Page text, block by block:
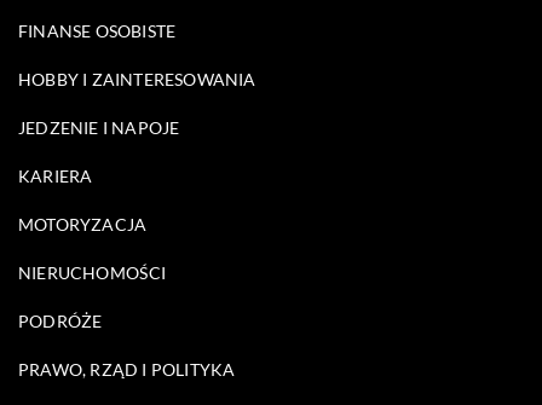
FINANSE OSOBISTE
HOBBY I ZAINTERESOWANIA
JEDZENIE I NAPOJE
KARIERA
MOTORYZACJA
NIERUCHOMOŚCI
PODRÓŻE
PRAWO, RZĄD I POLITYKA